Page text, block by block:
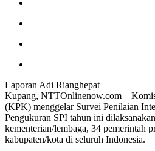
Laporan Adi Rianghepat
Kupang, NTTOnlinenow.com –
(KPK) menggelar Survei Penilaian
Pengukuran SPI tahun ini
kementerian/lembaga, 34 pemerintah
kabupaten/kota di seluruh Indonesia.